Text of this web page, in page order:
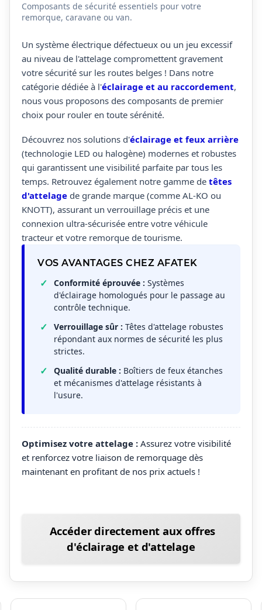
Composants de sécurité essentiels pour votre
remorque, caravane ou van.
Un système électrique défectueux ou un jeu excessif
au niveau de l'attelage compromettent gravement
votre sécurité sur les routes belges ! Dans notre
catégorie dédiée à l'éclairage et au raccordement,
nous vous proposons des composants de premier
choix pour rouler en toute sérénité.
Découvrez nos solutions d'éclairage et feux arrière
(technologie LED ou halogène) modernes et robustes
qui garantissent une visibilité parfaite par tous les
temps. Retrouvez également notre gamme de têtes
d'attelage de grande marque (comme AL-KO ou
KNOTT), assurant un verrouillage précis et une
connexion ultra-sécurisée entre votre véhicule
tracteur et votre remorque de tourisme.
VOS AVANTAGES CHEZ AFATEK
Conformité éprouvée : Systèmes
d'éclairage homologués pour le passage au
contrôle technique.
Verrouillage sûr : Têtes d'attelage robustes
répondant aux normes de sécurité les plus
strictes.
Qualité durable : Boîtiers de feux étanches
et mécanismes d'attelage résistants à
l'usure.
Optimisez votre attelage : Assurez votre visibilité
et renforcez votre liaison de remorquage dès
maintenant en profitant de nos prix actuels !
Accéder directement aux offres
d'éclairage et d'attelage